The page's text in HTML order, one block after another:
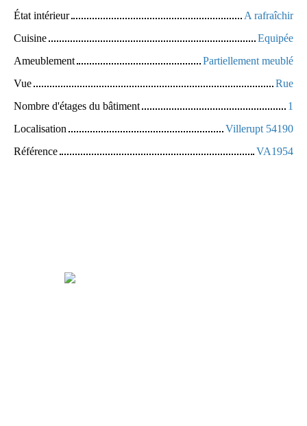
État intérieur
A rafraîchir
Cuisine
Equipée
Ameublement
Partiellement meublé
Vue
Rue
Nombre d'étages du bâtiment
1
Localisation
Villerupt 54190
Référence
VA1954